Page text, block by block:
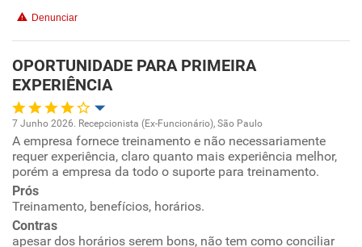
Benefícios
Recomenda esta empresa
Recomenda a diretoria
Denunciar
OPORTUNIDADE PARA PRIMEIRA
EXPERIÊNCIA
Oportunidade de promoção
Ambiente de trabalho
Conciliação com a vida familiar
7 Junho 2026. Recepcionista (Ex-Funcionário), São Paulo
A empresa fornece treinamento e não necessariamente
requer experiência, claro quanto mais experiência melhor,
porém a empresa da todo o suporte para treinamento.
Prós
Treinamento, benefícios, horários.
Contras
apesar dos horários serem bons, não tem como conciliar